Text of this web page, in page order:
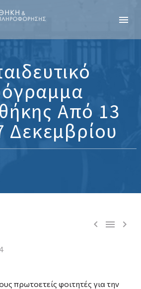
Από 13
Δεκεμβρίου
  
πρωτοετείς φοιτητές για την